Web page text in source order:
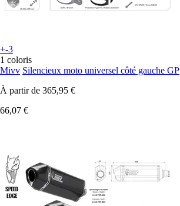
+-3
1 coloris
Mivv Silencieux moto universel côté gauche GP
À partir de 365,95 €
66,07 €